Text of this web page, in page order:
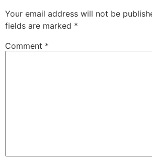
Your email address will not be
fields are marked *
Comment *